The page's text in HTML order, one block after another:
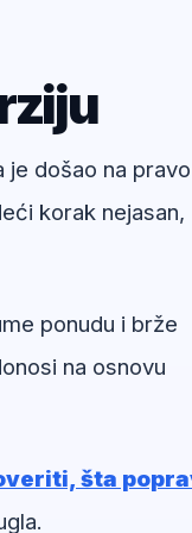
je došao na pravo
korak nejasan,
ponudu i brže
na osnovu
šta